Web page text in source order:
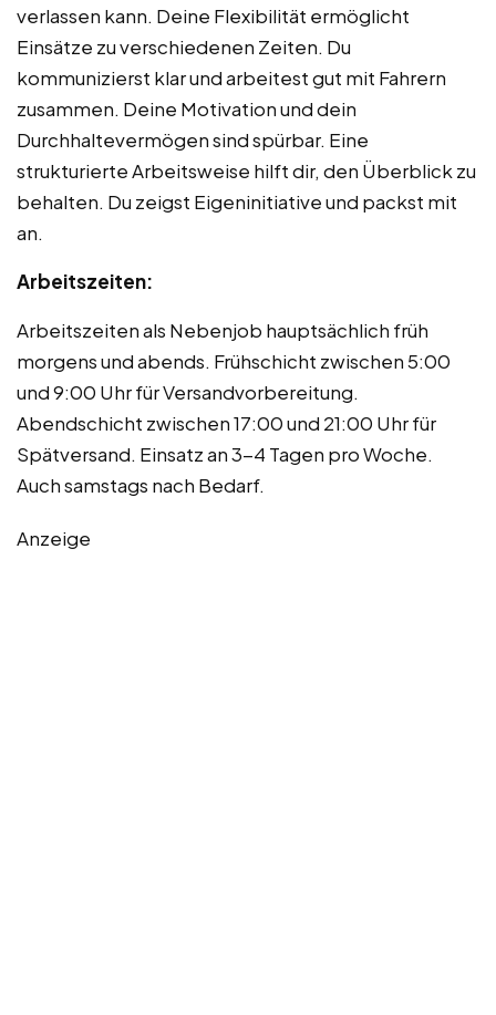
verlassen kann. Deine Flexibilität ermöglicht
Einsätze zu verschiedenen Zeiten. Du
kommunizierst klar und arbeitest gut mit Fahrern
zusammen. Deine Motivation und dein
Durchhaltevermögen sind spürbar. Eine
strukturierte Arbeitsweise hilft dir, den Überblick zu
behalten. Du zeigst Eigeninitiative und packst mit
an.
Arbeitszeiten:
Arbeitszeiten als Nebenjob hauptsächlich früh
morgens und abends. Frühschicht zwischen 5:00
und 9:00 Uhr für Versandvorbereitung.
Abendschicht zwischen 17:00 und 21:00 Uhr für
Spätversand. Einsatz an 3-4 Tagen pro Woche.
Auch samstags nach Bedarf.
Anzeige